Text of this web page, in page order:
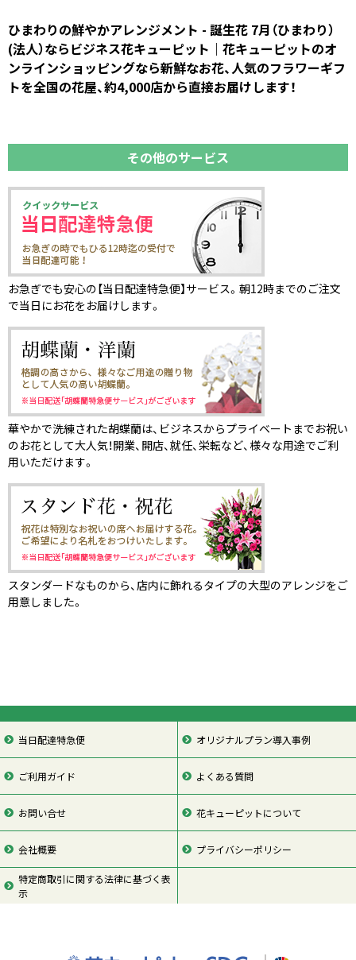
ひまわりの鮮やかアレンジメント - 誕生花 7月（ひまわり）
(法人）ならビジネス花キューピット｜花キューピットのオ
ンラインショッピングなら新鮮なお花、人気のフラワーギフ
トを全国の花屋、約4,000店から直接お届けします！
その他のサービス
お急ぎでも安心の【当日配達特急便】サービス。朝12時までのご注文
で当日にお花をお届けします。
華やかで洗練された胡蝶蘭は、ビジネスからプライベートまでお祝い
のお花として大人気！開業、開店、就任、栄転など、様々な用途でご利
用いただけます。
スタンダードなものから、店内に飾れるタイプの大型のアレンジをご
用意しました。
当日配達特急便 オリジナルプラン導入事例
ご利用ガイド よくある質問
お問い合せ 花キューピットについて
会社概要 プライバシーポリシー
特定商取引に関する法律に基づく表
示